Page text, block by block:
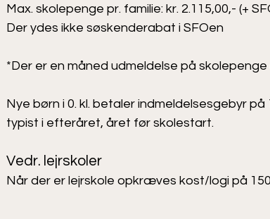
Max. skolepenge pr. familie: kr. 2.115,00,- (+
Der ydes ikke søskenderabat i SFOen
*Der er en måned udmeldelse på skolepenge
Nye børn i 0. kl. betaler indmeldelsesgebyr
typist i efteråret, året før skolestart.
Vedr. lejrskoler
Når der er lejrskole opkræves kost/logi på 150